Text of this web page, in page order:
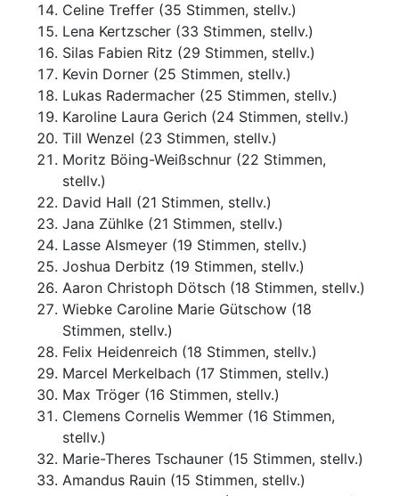
Celine Treffer (35 Stimmen, stellv.)
Lena Kertzscher (33 Stimmen, stellv.)
Silas Fabien Ritz (29 Stimmen, stellv.)
Kevin Dorner (25 Stimmen, stellv.)
Lukas Radermacher (25 Stimmen, stellv.)
Karoline Laura Gerich (24 Stimmen, stellv.)
Till Wenzel (23 Stimmen, stellv.)
Moritz Böing-Weißschnur (22 Stimmen,
stellv.)
David Hall (21 Stimmen, stellv.)
Jana Zühlke (21 Stimmen, stellv.)
Lasse Alsmeyer (19 Stimmen, stellv.)
Joshua Derbitz (19 Stimmen, stellv.)
Aaron Christoph Dötsch (18 Stimmen, stellv.)
Wiebke Caroline Marie Gütschow (18
Stimmen, stellv.)
Felix Heidenreich (18 Stimmen, stellv.)
Marcel Merkelbach (17 Stimmen, stellv.)
Max Tröger (16 Stimmen, stellv.)
Clemens Cornelis Wemmer (16 Stimmen,
stellv.)
Marie-Theres Tschauner (15 Stimmen, stellv.)
Amandus Rauin (15 Stimmen, stellv.)